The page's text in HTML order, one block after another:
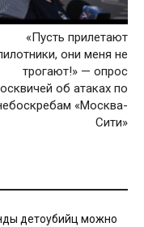
«Пусть прилетают
они меня не
трогают!» — опрос
об атаках по
«Москва-
Сити»
детоубийц можно